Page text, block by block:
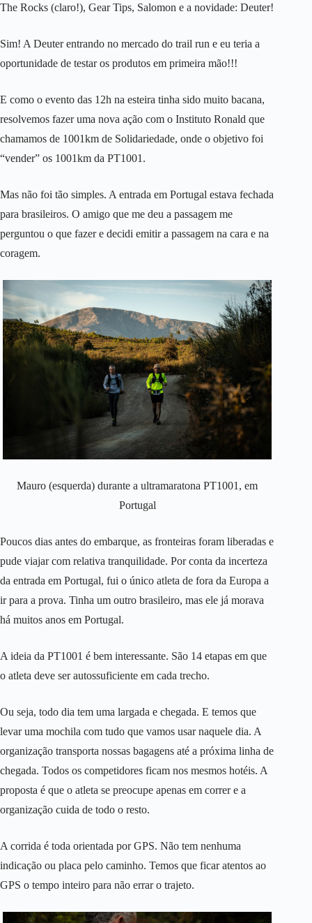
The Rocks (claro!), Gear Tips, Salomon e a novidade: Deuter!
Sim! A Deuter entrando no mercado do trail run e eu teria a
oportunidade de testar os produtos em primeira mão!!!
E como o evento das 12h na esteira tinha sido muito bacana,
resolvemos fazer uma nova ação com o Instituto Ronald que
chamamos de 1001km de Solidariedade, onde o objetivo foi
“vender” os 1001km da PT1001.
Mas não foi tão simples. A entrada em Portugal estava fechada
para brasileiros. O amigo que me deu a passagem me
perguntou o que fazer e decidi emitir a passagem na cara e na
coragem.
Mauro (esquerda) durante a ultramaratona PT1001, em
Portugal
Poucos dias antes do embarque, as fronteiras foram liberadas e
pude viajar com relativa tranquilidade. Por conta da incerteza
da entrada em Portugal, fui o único atleta de fora da Europa a
ir para a prova. Tinha um outro brasileiro, mas ele já morava
há muitos anos em Portugal.
A ideia da PT1001 é bem interessante. São 14 etapas em que
o atleta deve ser autossuficiente em cada trecho.
Ou seja, todo dia tem uma largada e chegada. E temos que
levar uma mochila com tudo que vamos usar naquele dia. A
organização transporta nossas bagagens até a próxima linha de
chegada. Todos os competidores ficam nos mesmos hotéis. A
proposta é que o atleta se preocupe apenas em correr e a
organização cuida de todo o resto.
A corrida é toda orientada por GPS. Não tem nenhuma
indicação ou placa pelo caminho. Temos que ficar atentos ao
GPS o tempo inteiro para não errar o trajeto.